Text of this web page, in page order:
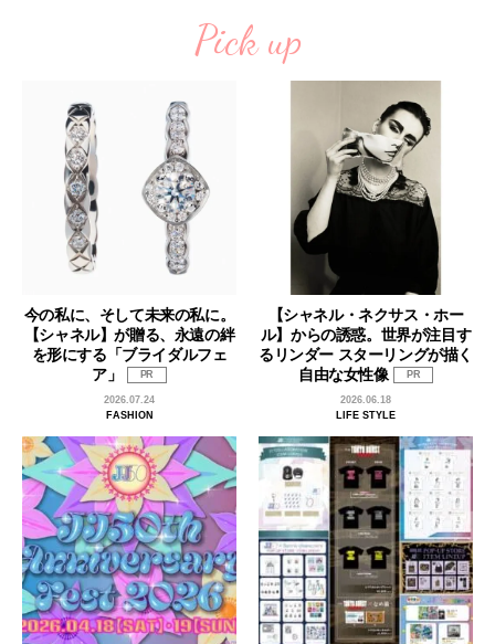
Pick up
今の私に、そして未来の私に。
【シャネル】が贈る、永遠の絆
を形にする「ブライダルフェ
ア」
PR
2026.07.24
FASHION
【シャネル・ネクサス・ホー
ル】からの誘惑。世界が注目す
るリンダー スターリングが描く
自由な女性像
PR
2026.06.18
LIFE STYLE